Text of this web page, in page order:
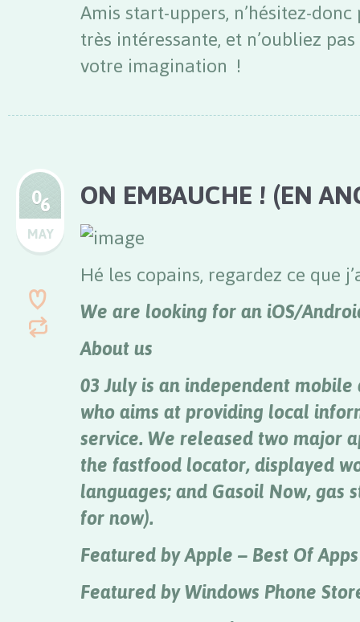
Amis start-uppers, n’hésitez-
très intéressante, et n’oubliez
votre imagination !
ON EMBAUCHE ! (EN
06
MAY
Hé les copains, regardez ce que
We are looking for an iOS/
About us
03 July is an independent
who aims at providing local
service. We released two major
the fastfood locator, displayed
languages; and Gasoil Now, gas
for now).
Featured by Apple – Best Of
Featured by Windows Phone